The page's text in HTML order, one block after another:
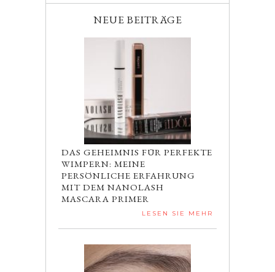
NEUE BEITRÄGE
DAS GEHEIMNIS FÜR PERFEKTE
WIMPERN: MEINE
PERSÖNLICHE ERFAHRUNG
MIT DEM NANOLASH
MASCARA PRIMER
LESEN SIE MEHR